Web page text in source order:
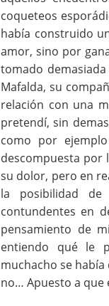
coqueteos
había construido
amor, sino por
tomado
Mafalda, su
relación con una
pretendí, sin
como por
descompuesta por
su dolor, pero en
la posibilidad
contundentes en
pensamiento de
entiendo qué le
muchacho se
no… Apuesto a que